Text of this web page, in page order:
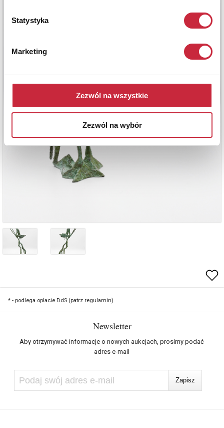
Statystyka
Marketing
Zezwól na wszystkie
Zezwól na wybór
* - podlega opłacie DdS (patrz regulamin)
Newsletter
Aby otrzymywać informacje o nowych aukcjach, prosimy podać
adres e-mail